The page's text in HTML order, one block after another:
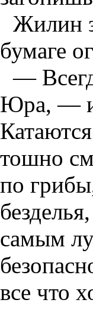
Жилин
бумаге
—
Юра, — и
тошно
по
самым
все что